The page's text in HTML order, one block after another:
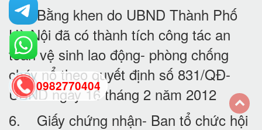
5. Bằng khen do UBND Thành Phố
Hà Nội đã có thành tích công tác an
toàn vệ sinh lao động- phòng chống
cháy nổ theo quyết định số 831/QĐ-
UBND ngày 16 tháng 2 năm 2012
6. Giấy chứng nhận- Ban tổ chức hội
0982770404
back